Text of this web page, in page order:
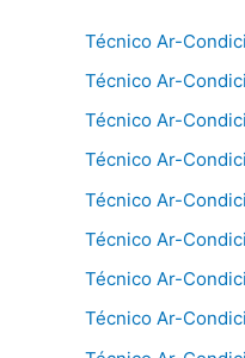
Técnico Ar-
Técnico Ar-
Técnico Ar-
Técnico Ar-
Técnico Ar-
Técnico Ar-
Técnico Ar-
Técnico Ar-